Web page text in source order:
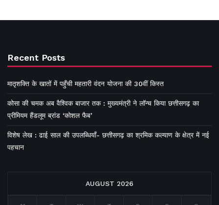
Recent Posts
मातृशक्ति के खातों में पहुँची महतारी वंदन योजना की 30वीं किस्त
कोसा की चमक अब वैश्विक बाजार तक : मुख्यमंत्री ने लॉन्च किया छत्तीसगढ़ का
प्रीमियम हैंडलूम ब्रांड ‘कोशल फैब’
विशेष लेख : ढाई साल की उपलब्धियाँ- छत्तीसगढ़ का श्रमिक कल्याण के क्षेत्र में नई
पहचान
AUGUST 2026